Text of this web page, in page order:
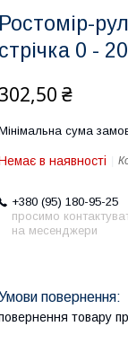
Ростомір-
стрічка 0 -
302,50 ₴
сума
в наявності
+380 (95) 180-95-25
просимо
на месенджери
товару